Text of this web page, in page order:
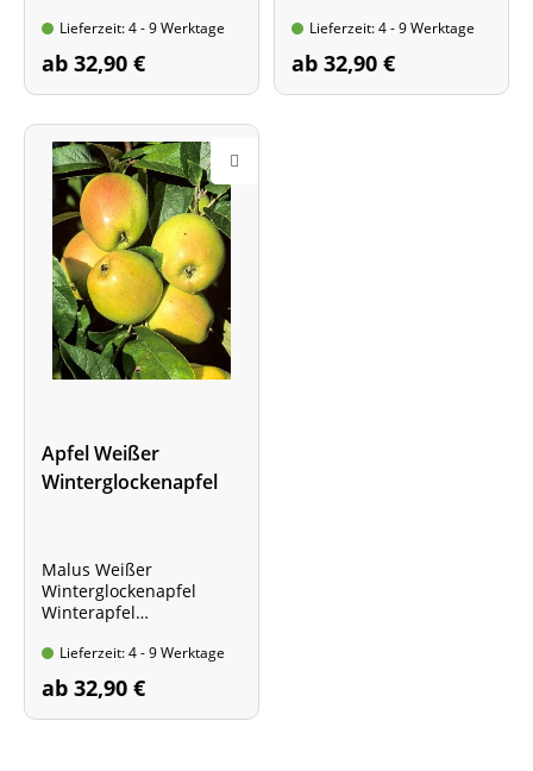
Lieferzeit: 4 - 9 Werktage
ab 32,90 €
Lieferzeit: 4 - 9 Werktage
ab 32,90 €
Apfel Weißer
Winterglockenapfel
Malus Weißer
Winterglockenapfel
Winterapfel
rotLieferzeit: 4 - 9 Werktage
ab 32,90 €